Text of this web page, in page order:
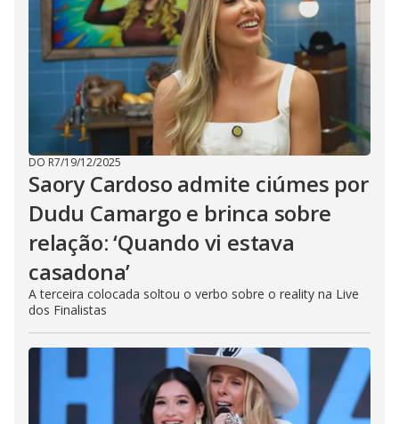
DO R7/19/12/2025
Saory Cardoso admite ciúmes por
Dudu Camargo e brinca sobre
relação: ‘Quando vi estava
casadona’
A terceira colocada soltou o verbo sobre o reality na Live
dos Finalistas